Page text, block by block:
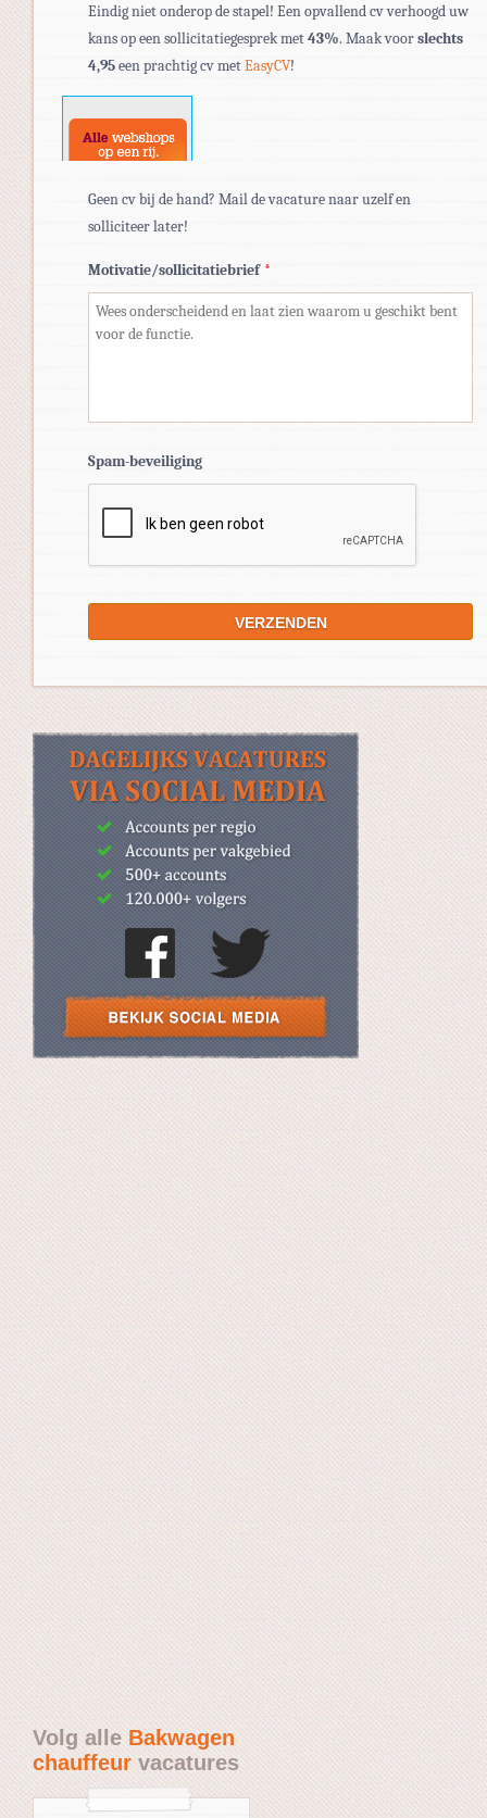
bestandstypen:
pdf,
doc,
docx.
Eindig niet onderop de stapel! Een opvallend cv verhoogd uw
kans op een sollicitatiegesprek met43%. Maak voorslechts
4,95een prachtig cv metEasyCV!
Geen cv bij de hand? Mail de vacature naar uzelf en
solliciteer later!
Motivatie/sollicitatiebrief *
Spam-beveiliging
Volg alleBakwagen
chauffeurvacatures